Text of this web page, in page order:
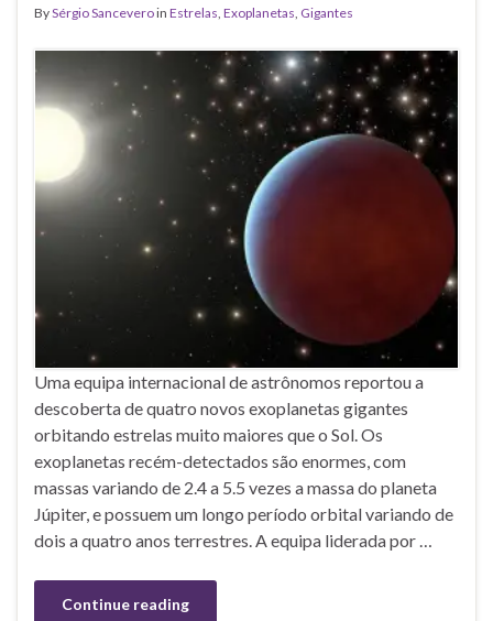
BySérgio Sanceveroin Estrelas, Exoplanetas, Gigantes
Uma equipa internacional de astrônomos reportou a
descoberta de quatro novos exoplanetas gigantes
orbitando estrelas muito maiores que o Sol. Os
exoplanetas recém-detectados são enormes, com
massas variando de 2.4 a 5.5 vezes a massa do planeta
Júpiter, e possuem um longo período orbital variando de
dois a quatro anos terrestres. A equipa liderada por …
Continue reading